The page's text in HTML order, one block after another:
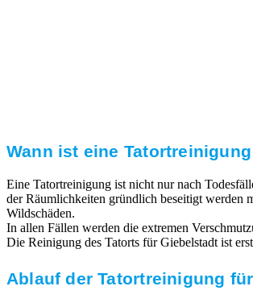
Wann ist eine
Eine Tatortreinigung ist nicht nur nach
der Räumlichkeiten gründlich beseitigt werden
Wildschäden.
In allen Fällen werden die extremen
Die Reinigung des Tatorts für Giebelstadt ist
Ablauf der Tatortreinigung